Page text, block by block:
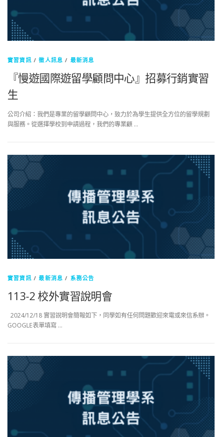
實習資訊 /徵人訊息 / 最新消息
『慢遊國際遊留學顧問中心』招募行銷實習
生
公司介紹：我們是專業的留學顧問中⼼，致⼒於為學⽣提供全⽅位的留學規劃
與服務。從選擇學校到申請過程，我們的專業顧 …
實習資訊 /最新消息 / 系務公告
113-2 校外實習說明會
2024/12/18 實習說明會簡報如下，同學如有任何問題歡迎來電或來信系辦。
GOOGLE表單填寫 …